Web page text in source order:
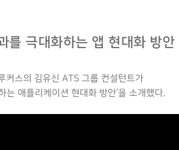
를 극대화하는 앱 현대화 방안
의 김유신 ATS 그룹 컨설턴트가
는 애플리케이션 현대화 방안’을 소개했다.